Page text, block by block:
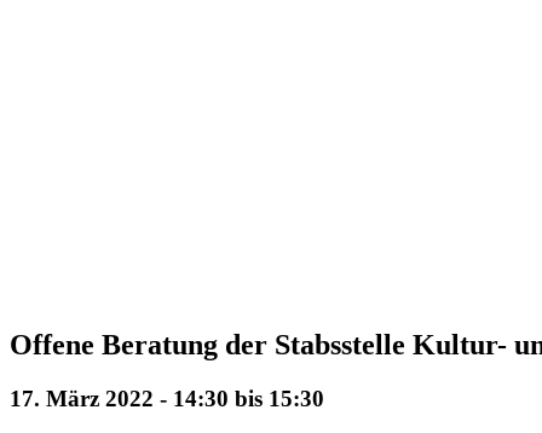
Offene Beratung der Stabsstelle Kultur-
17. März 2022 - 14:30 bis 15:30